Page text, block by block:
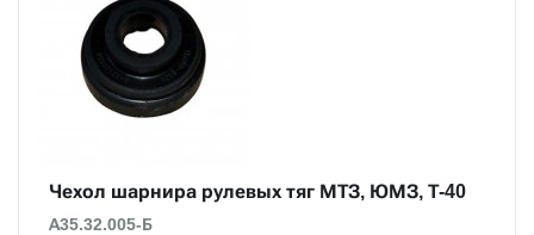
Чехол шарнира рулевых тяг МТЗ, ЮМЗ, Т-40
А35.32.005-Б